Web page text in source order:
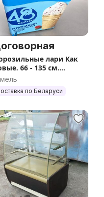
лари Как
66 - 135 см.
Доставка.
по Беларуси